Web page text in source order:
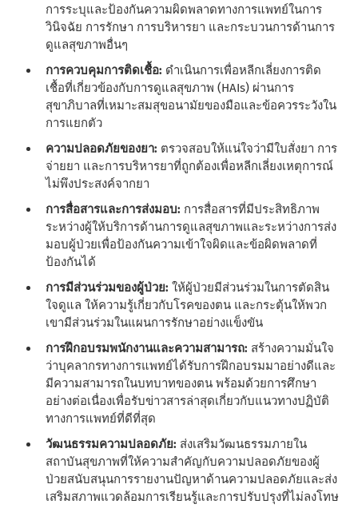
การระบุและป้องกันความผิดพลาดทางการแพทย์ในการ
วินิจฉัย การรักษา การบริหารยา และกระบวนการด้านการ
ดูแลสุขภาพอื่นๆ
การควบคุมการติดเชื้อ: ดําเนินการเพื่อหลีกเลี่ยงการติด
เชื้อที่เกี่ยวข้องกับการดูแลสุขภาพ (HAIs) ผ่านการ
สุขาภิบาลที่เหมาะสมสุขอนามัยของมือและข้อควรระวังใน
การแยกตัว
ความปลอดภัยของยา: ตรวจสอบให้แน่ใจว่ามีใบสั่งยา การ
จ่ายยา และการบริหารยาที่ถูกต้องเพื่อหลีกเลี่ยงเหตุการณ์
ไม่พึงประสงค์จากยา
การสื่อสารและการส่งมอบ: การสื่อสารที่มีประสิทธิภาพ
ระหว่างผู้ให้บริการด้านการดูแลสุขภาพและระหว่างการส่ง
มอบผู้ป่วยเพื่อป้องกันความเข้าใจผิดและข้อผิดพลาดที่
ป้องกันได้
การมีส่วนร่วมของผู้ป่วย:ให้ผู้ป่วยมีส่วนร่วมในการตัดสิน
ใจดูแล ให้ความรู้เกี่ยวกับโรคของตน และกระตุ้นให้พวก
เขามีส่วนร่วมในแผนการรักษาอย่างแข็งขัน
การฝึกอบรมพนักงานและความสามารถ: สร้างความมั่นใจ
ว่าบุคลากรทางการแพทย์ได้รับการฝึกอบรมมาอย่างดีและ
มีความสามารถในบทบาทของตน พร้อมด้วยการศึกษา
อย่างต่อเนื่องเพื่อรับข่าวสารล่าสุดเกี่ยวกับแนวทางปฏิบัติ
ทางการแพทย์ที่ดีที่สุด
วัฒนธรรมความปลอดภัย: ส่งเสริมวัฒนธรรมภายใน
สถาบันสุขภาพที่ให้ความสําคัญกับความปลอดภัยของผู้
ป่วยสนับสนุนการรายงานปัญหาด้านความปลอดภัยและส่ง
เสริมสภาพแวดล้อมการเรียนรู้และการปรับปรุงที่ไม่ลงโทษ